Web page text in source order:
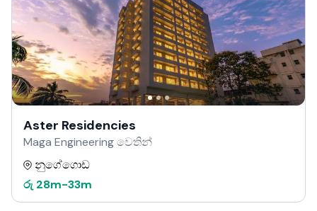
Aster Residencies
Maga Engineering වෙතින්
නුගේගොඩ
රු 28m-33m